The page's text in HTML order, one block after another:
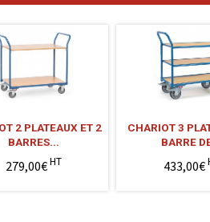
2 PLATEAUX ET 2
BARRES...
279,00€HT
CHARIOT 3
BARRE
433,00€